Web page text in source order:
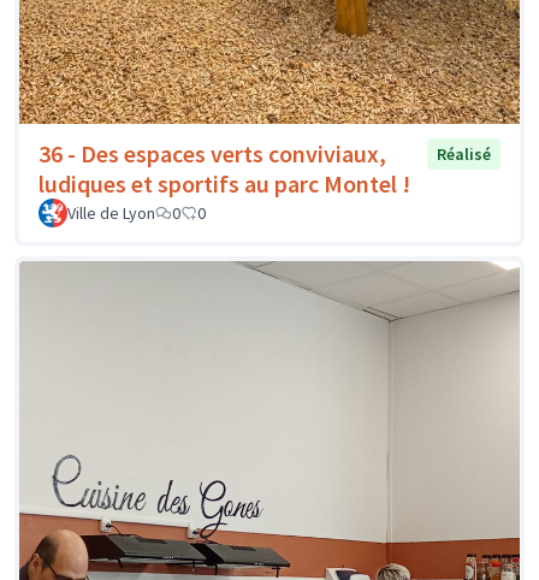
36 - Des espaces verts conviviaux,
ludiques et sportifs au parc Montel !
Réalisé
Ville de Lyon 0 0